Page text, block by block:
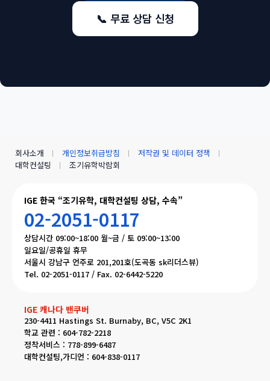
📞 무료 상담 신청
IGE 한국 “조기유학, 대학컨설팅 상담, 수속”
02-2051-0117
상담시간 09:00~18:00 월~금 / 토 09:00~13:00
일요일/공휴일 휴무
서울시 강남구 언주로 201,201호(도곡동 sk리더스뷰)
Tel. 02-2051-0117 / Fax. 02-6442-5220
IGE 캐나다 밴쿠버
230-4411 Hastings St. Burnaby, BC, V5C 2K1
학교 관련 : 604-782-2218
정착서비스 : 778-899-6487
대학컨설팅,가디언 : 604-838-0117
회사소개 개인정보취급방침
저작권 및 데이터 정책
대학컨설팅
조기유학박람회